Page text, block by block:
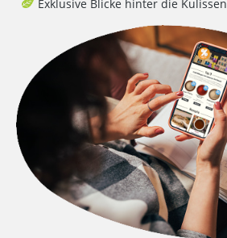
Exklusive Blicke hinter die Kulissen